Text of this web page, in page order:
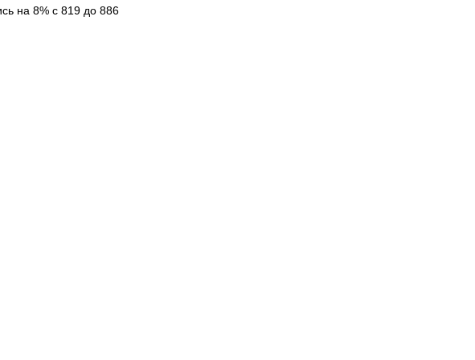
на 8% с 819 до 886